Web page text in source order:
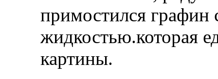
примостился графин
жидкостью.которая
картины.